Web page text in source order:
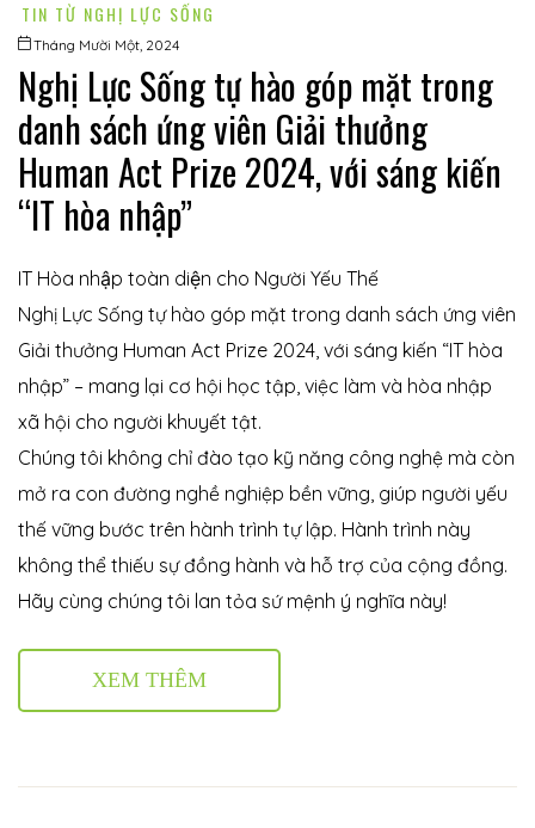
TIN TỪ NGHỊ LỰC SỐNG
Tháng Mười Một, 2024
Nghị Lực Sống tự hào góp mặt trong
danh sách ứng viên Giải thưởng
Human Act Prize 2024, với sáng kiến
“IT hòa nhập”
IT Hòa nhập toàn diện cho Người Yếu Thế
Nghị Lực Sống tự hào góp mặt trong danh sách ứng viên
Giải thưởng Human Act Prize 2024, với sáng kiến “IT hòa
nhập” – mang lại cơ hội học tập, việc làm và hòa nhập
xã hội cho người khuyết tật.
Chúng tôi không chỉ đào tạo kỹ năng công nghệ mà còn
mở ra con đường nghề nghiệp bền vững, giúp người yếu
thế vững bước trên hành trình tự lập. Hành trình này
không thể thiếu sự đồng hành và hỗ trợ của cộng đồng.
Hãy cùng chúng tôi lan tỏa sứ mệnh ý nghĩa này!
XEM THÊM